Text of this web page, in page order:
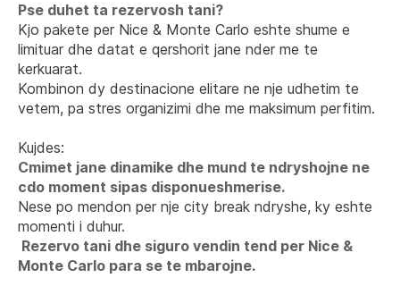
Pse duhet ta rezervosh tani?
Kjo pakete per Nice & Monte Carlo eshte shume e
limituar dhe datat e qershorit jane nder me te
kerkuarat.
Kombinon dy destinacione elitare ne nje udhetim te
vetem, pa stres organizimi dhe me maksimum perfitim.
Kujdes:
Cmimet jane dinamike dhe mund te ndryshojne ne
cdo moment sipas disponueshmerise.
Nese po mendon per nje city break ndryshe, ky eshte
momenti i duhur.
Monte Carlo para se te mbarojne.